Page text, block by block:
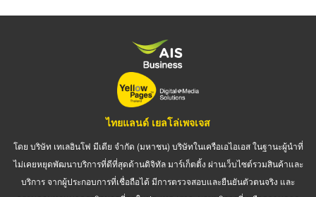
ไทยแลนด์ เยลโล่เพจเจส
โดย บริษัท เทเลอินโฟ มีเดีย จำกัด (มหาชน) บริษัทในเครือเอไอเอส ในฐานะผู้นำที่
ไม่เคยหยุดพัฒนาบริการที่ดีที่สุดด้านดิจิทัล มาร์เก็ตติ้ง ผ่านเว็บไซต์รวมสินค้าและ
บริการ จากผู้ประกอบการที่เชื่อถือได้ มีการตรวจสอบและยืนยันตัวตนจริง และ